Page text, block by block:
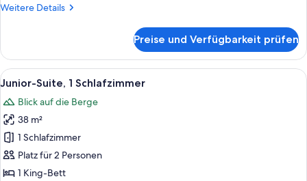
Weitere Details
Weitere
Suite,
Schlafzimmer
Preise und Verfügbarkeit prüfen
Alle
Fotos
für
Junior-
Suite,
1
Schlafzimmer
6
Junior-Suite, 1 Schlafzimmer
Blick auf die Berge
38 m²
1 Schlafzimmer
Platz für 2 Personen
1 King-Bett